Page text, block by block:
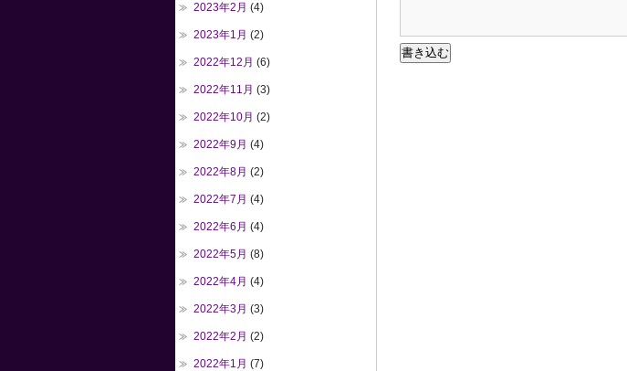
2023年2月 (4)
2023年1月 (2)
2022年12月 (6)
2022年11月 (3)
2022年10月 (2)
2022年9月 (4)
2022年8月 (2)
2022年7月 (4)
2022年6月 (4)
2022年5月 (8)
2022年4月 (4)
2022年3月 (3)
2022年2月 (2)
2022年1月 (7)